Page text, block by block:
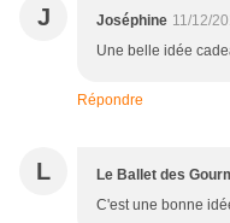
J Joséphine 11/12/
Une belle idée
Répondre
L Le Ballet des
C'est une bonne